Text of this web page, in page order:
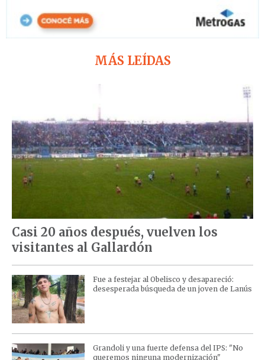
MÁS LEÍDAS
Casi 20 años después, vuelven los
visitantes al Gallardón
Fue a festejar al Obelisco y desapareció:
desesperada búsqueda de un joven de Lanús
Grandoli y una fuerte defensa del IPS: "No
queremos ninguna modernización"